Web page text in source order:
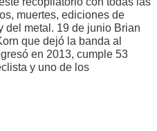
muertes, ediciones de
metal. 19 de junio Brian
que dejó la banda al
en 2013, cumple 53
y uno de los